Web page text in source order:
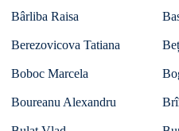
Bârliba Raisa
Berezovicova Tatiana
Boboc Marcela
Boureanu Alexandru